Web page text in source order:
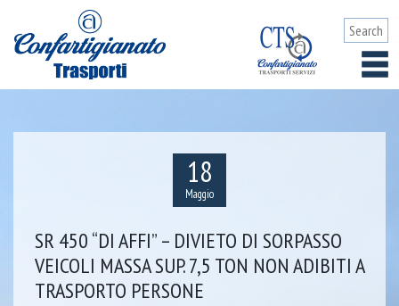
18
Maggio
SR 450 “DI AFFI” – DIVIETO DI SORPASSO
VEICOLI MASSA SUP. 7,5 TON NON ADIBITI A
TRASPORTO PERSONE